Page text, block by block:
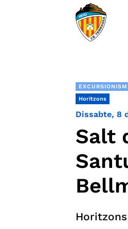
Horitzons
Dissabte, 8
Salt
Horitzons